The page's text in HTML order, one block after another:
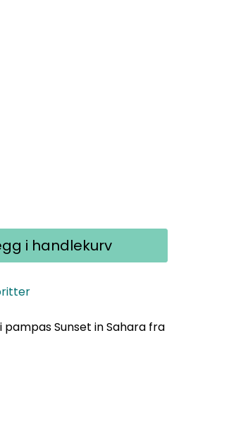
i handlekurv
pampas Sunset in Sahara fra